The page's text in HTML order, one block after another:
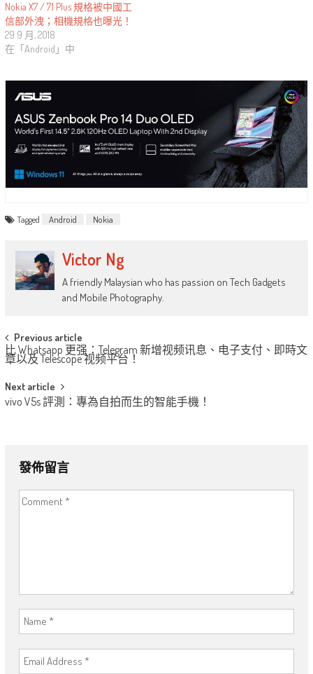
Nokia X7 / 7.1 Plus 規格被中國工
信部外洩；相機規格也曝光！
29 9 月, 2018
在「Android」中
Tagged Android Nokia
Victor Ng
A friendly Malaysian who has passion on Tech Gadgets
and Mobile Photography.
Post
navigation
Previous article
比 Whatsapp 更强：Telegram 新增视频讯息、电子支付、即時文
章以及 Telescope 视频平台！
Next article
vivo V5s 評測：專為自拍而生的智能手機！
發佈留言